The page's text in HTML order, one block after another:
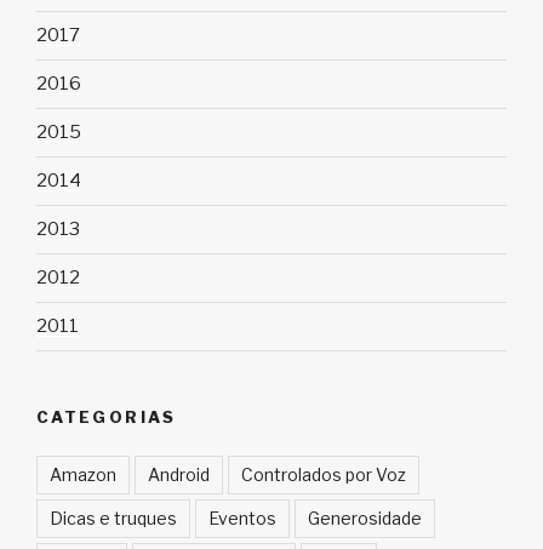
2017
2016
2015
2014
2013
2012
2011
CATEGORIAS
Amazon Android Controlados por Voz
Dicas e truques Eventos Generosidade